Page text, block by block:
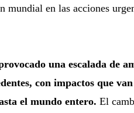
mundial en las acciones
una escalada de
con impactos que van
el mundo entero. El